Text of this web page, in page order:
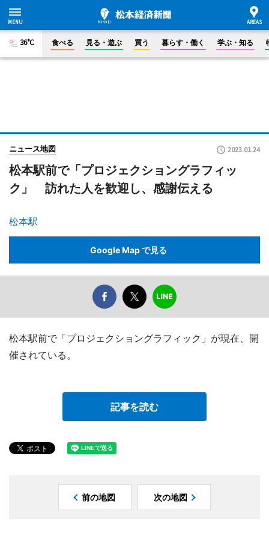
36°C 食べる 見る・遊ぶ 買う 暮らす・働く 学ぶ・知る
ニュース地図 2023.01.24
松本駅前で「プロジェクショングラフィッ
ク」 訪れた人を歓迎し、感謝伝える
松本駅
Google Map で見る
松本駅前で「プロジェクショングラフィック」が現在、開
催されている。
記事を読む
前の地図 次の地図